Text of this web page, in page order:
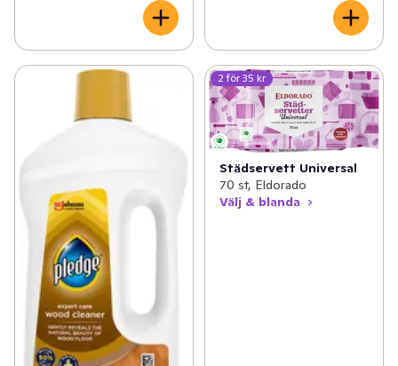
2 för 35 kr
Städservett Universal
70 st, Eldorado
Välj & blanda